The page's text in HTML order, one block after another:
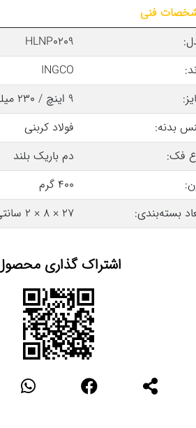
فنی
HLNP0209
INGCO
9 اینچ / 230 میلی‌متر
بدنه:
فولاد کربنی
فک:
دم باریک بلند
400 گرم
بسته‌بندی:
27 × 8 × 2 سانتی‌متر
اشتراک گذاری